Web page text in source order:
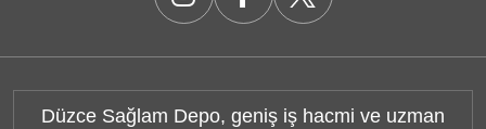
Düzce Sağlam Depo, geniş iş hacmi ve uzman